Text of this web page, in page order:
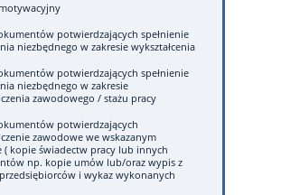
potwierdzających spełnienie
niezbędnego w zakresie wykształcenia
potwierdzających spełnienie
niezbędnego w zakresie
zawodowego / stażu pracy
potwierdzających
zawodowe we wskazanym
( kopie świadectw pracy lub innych
np. kopie umów lub/oraz wypis z
i wykaz wykonanych